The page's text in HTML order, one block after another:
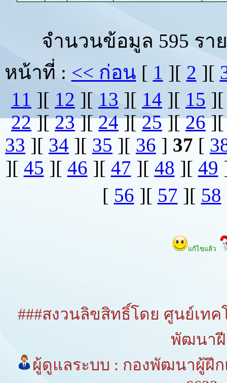
จำนวนข้อมูล 595 รา
หน้าที่ : << ก่อน [ 1 ][ 2 ][
11 ][ 12 ][ 13 ][ 14 ][ 15
22][23][24][25][26
33 ][ 34 ][ 35 ][ 36 ] 37 [
][ 45 ][ 46 ][ 47 ][ 48 ][ 49
[ 56 ][ 57 ][ 58
แก้ไขแล้ว
###สงวนลิขสิทธิ์โดย ศูนย์เท
พัฒนาฝี
ผู้ดูแลระบบ : กองพัฒนาผู้ฝึ